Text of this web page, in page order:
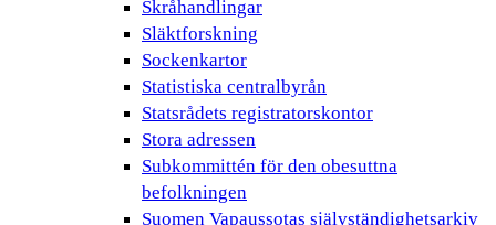
Skråhandlingar
Släktforskning
Sockenkartor
Statistiska centralbyrån
Statsrådets registratorskontor
Stora adressen
Subkommittén för den obesuttna
befolkningen
Suomen Vapaussotas självständighetsarkiv